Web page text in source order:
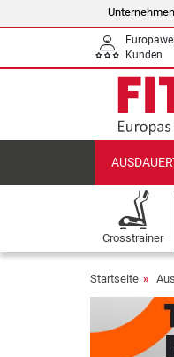
Unternehmen
Kunden
Crosstrainer
Startseite